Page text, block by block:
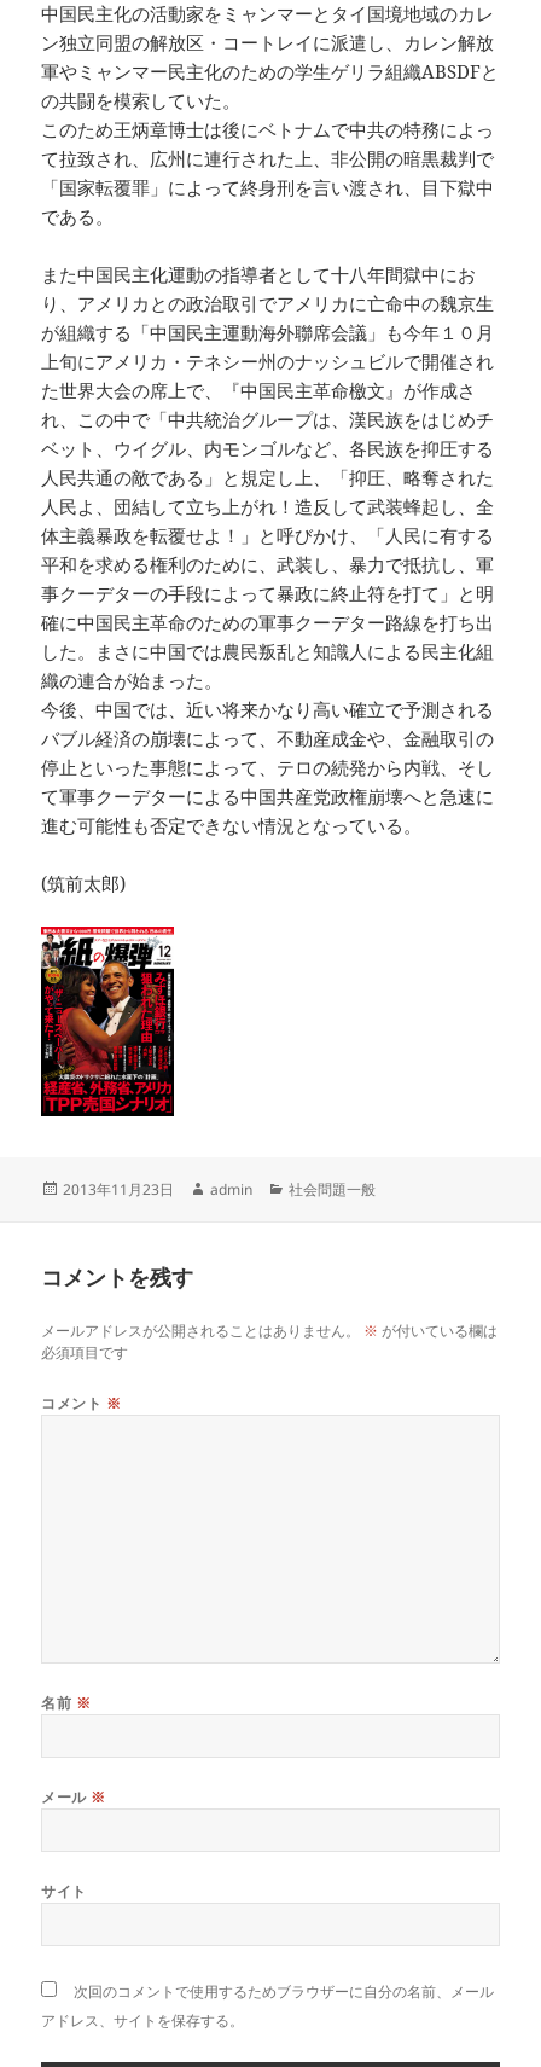
中国民主化の活動家をミャンマーとタイ国境地域のカレ
ン独立同盟の解放区・コートレイに派遣し、カレン解放
軍やミャンマー民主化のための学生ゲリラ組織ABSDFと
の共闘を模索していた。
このため王炳章博士は後にベトナムで中共の特務によっ
て拉致され、広州に連行された上、非公開の暗黒裁判で
「国家転覆罪」によって終身刑を言い渡され、目下獄中
である。
また中国民主化運動の指導者として十八年間獄中にお
り、アメリカとの政治取引でアメリカに亡命中の魏京生
が組織する「中国民主運動海外聯席会議」も今年１０月
上旬にアメリカ・テネシー州のナッシュビルで開催され
た世界大会の席上で、『中国民主革命檄文』が作成さ
れ、この中で「中共統治グループは、漢民族をはじめチ
ベット、ウイグル、内モンゴルなど、各民族を抑圧する
人民共通の敵である」と規定し上、「抑圧、略奪された
人民よ、団結して立ち上がれ！造反して武装蜂起し、全
体主義暴政を転覆せよ！」と呼びかけ、「人民に有する
平和を求める権利のために、武装し、暴力で抵抗し、軍
事クーデターの手段によって暴政に終止符を打て」と明
確に中国民主革命のための軍事クーデター路線を打ち出
した。まさに中国では農民叛乱と知識人による民主化組
織の連合が始まった。
今後、中国では、近い将来かなり高い確立で予測される
バブル経済の崩壊によって、不動産成金や、金融取引の
停止といった事態によって、テロの続発から内戦、そし
て軍事クーデターによる中国共産党政権崩壊へと急速に
進む可能性も否定できない情況となっている。
(筑前太郎)
投
2013年11月23日
作
admin
カ
社会問題一般
コメントを残す
メールアドレスが公開されることはありません。 ※ が付いている欄は
必須項目です
コメント ※
名前 ※
メール ※
サイト
次回のコメントで使用するためブラウザーに自分の名前、メール
アドレス、サイトを保存する。